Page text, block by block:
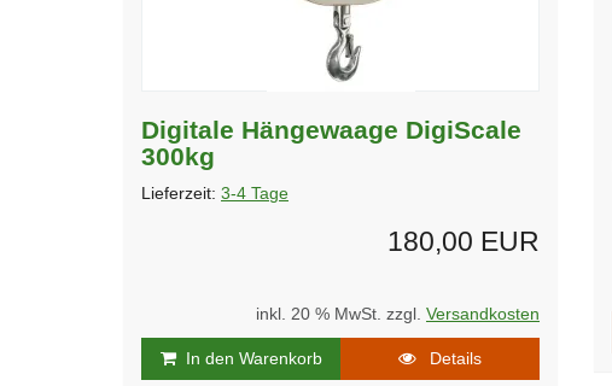
Digitale Hängewaage DigiScale
300kg
Lieferzeit: 3-4 Tage
180,00 EUR
inkl. 20 % MwSt. zzgl. Versandkosten
In den Warenkorb Details